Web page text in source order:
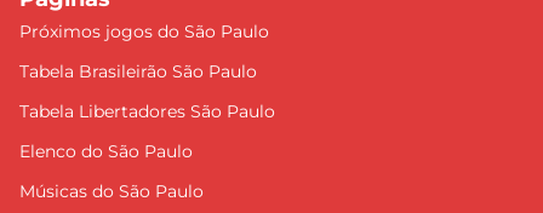
Próximos jogos do São Paulo
Tabela Brasileirão São Paulo
Tabela Libertadores São Paulo
Elenco do São Paulo
Músicas do São Paulo